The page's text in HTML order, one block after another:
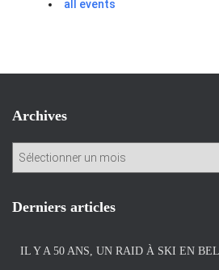
all events
Archives
h
Derniers articles
IL Y A 50 ANS, UN RAID À SKI EN